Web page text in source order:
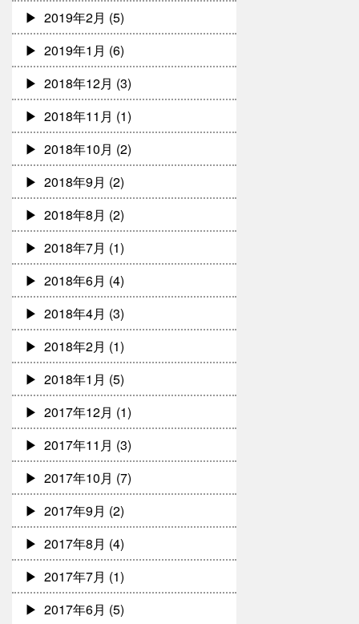
2019年2月 (5)
2019年1月 (6)
2018年12月 (3)
2018年11月 (1)
2018年10月 (2)
2018年9月 (2)
2018年8月 (2)
2018年7月 (1)
2018年6月 (4)
2018年4月 (3)
2018年2月 (1)
2018年1月 (5)
2017年12月 (1)
2017年11月 (3)
2017年10月 (7)
2017年9月 (2)
2017年8月 (4)
2017年7月 (1)
2017年6月 (5)